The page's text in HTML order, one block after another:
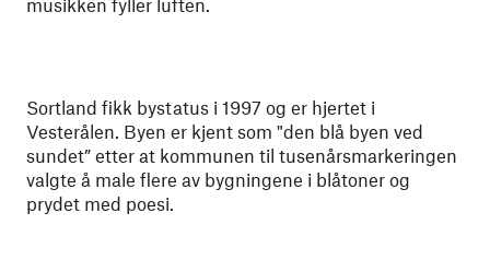
musikken fyller luften.
Sortland fikk bystatus i 1997 og er hjertet i
Vesterålen. Byen er kjent som "den blå byen ved
sundet” etter at kommunen til tusenårsmarkeringen
valgte å male flere av bygningene i blåtoner og
prydet med poesi.